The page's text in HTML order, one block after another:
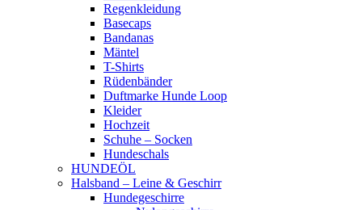
Regenkleidung
Basecaps
Bandanas
Mäntel
T-Shirts
Rüdenbänder
Duftmarke Hunde Loop
Kleider
Hochzeit
Schuhe – Socken
Hundeschals
HUNDEÖL
Halsband – Leine & Geschirr
Hundegeschirre